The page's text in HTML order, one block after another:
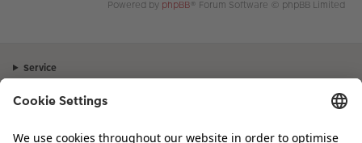
Powered by phpBB® Forum Software © phpBB Limited
Service